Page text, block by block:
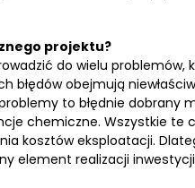
projektu?
do wielu problemów,
obejmują
to błędnie dobrany
chemiczne. Wszystkie te
kosztów eksploatacji.
element realizacji